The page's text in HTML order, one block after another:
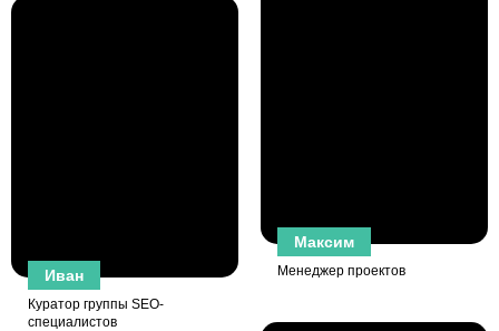
Иван
Куратор группы SEO-
специалистов
Максим
Менеджер проектов